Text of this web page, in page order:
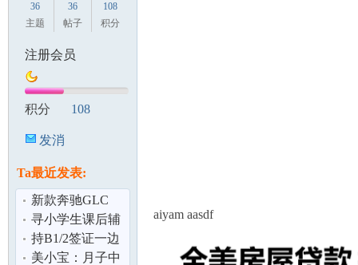
36
主题
36
帖子
108
积分
注册会员
积分 108
发消
Ta最近发表:
新款奔驰GLC
$900/月,含全保及
雨伞险
寻小学生课后辅
导在尔湾
持B1/2签证一边
让孩子在美国上
美小宝：月子中
aiyam aasdf